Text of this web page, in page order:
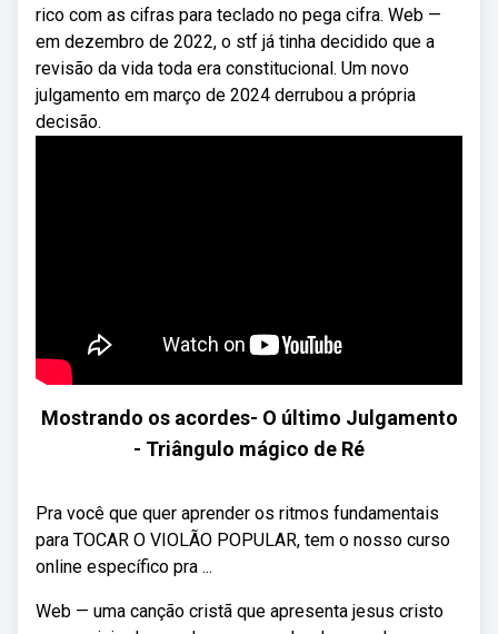
rico com as cifras para teclado no pega cifra. Web —
em dezembro de 2022, o stf já tinha decidido que a
revisão da vida toda era constitucional. Um novo
julgamento em março de 2024 derrubou a própria
decisão.
Mostrando os acordes- O último Julgamento
- Triângulo mágico de Ré
Pra você que quer aprender os ritmos fundamentais
para TOCAR O VIOLÃO POPULAR, tem o nosso curso
online específico pra ...
Web — uma canção cristã que apresenta jesus cristo